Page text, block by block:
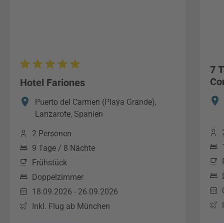
Hotel Fariones
Puerto del Carmen (Playa Grande),
Lanzarote, Spanien
2 Personen
9 Tage / 8 Nächte
Frühstück
Doppelzimmer
18.09.2026 - 26.09.2026
Inkl. Flug ab München
7